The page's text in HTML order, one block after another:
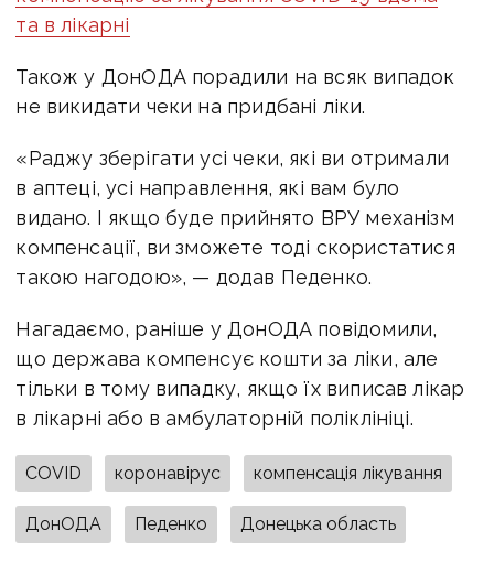
та в лікарні
Також у ДонОДА порадили на всяк випадок
не викидати чеки на придбані ліки.
«Раджу зберігати усі чеки, які ви отримали
в аптеці, усі направлення, які вам було
видано. І якщо буде прийнято ВРУ механізм
компенсації, ви зможете тоді скористатися
такою нагодою», — додав Педенко.
Нагадаємо, раніше у ДонОДА повідомили,
що держава компенсує кошти за ліки, але
тільки в тому випадку, якщо їх виписав лікар
в лікарні або в амбулаторній поліклініці.
COVID коронавірус компенсація лікування
ДонОДА Педенко Донецька область